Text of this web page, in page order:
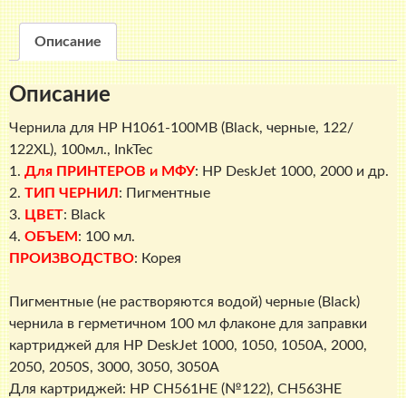
H1061-
100MB
(Black,
черные,
122/
122XL),
100мл.,
InkTec
Описание
Описание
Чернила для HP H1061-100MB (Black, черные, 122/
122XL), 100мл., InkTec
1. Для ПРИНТЕРОВ и МФУ: HP DeskJet 1000, 2000 и др.
2. ТИП ЧЕРНИЛ : Пигментные
3. ЦВЕТ: Black
4. ОБЪЕМ : 100 мл.
ПРОИЗВОДСТВО: Корея
Пигментные (не растворяются водой) черные (Black)
чернила в герметичном 100 мл флаконе для заправки
картриджей для HP DeskJet 1000, 1050, 1050A, 2000,
2050, 2050S, 3000, 3050, 3050A
Для картриджей: HP CH561HE (№122), CH563HE